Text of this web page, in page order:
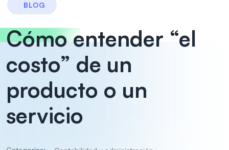
BLOG
Cómo entender “el
costo” de un
producto o un
servicio